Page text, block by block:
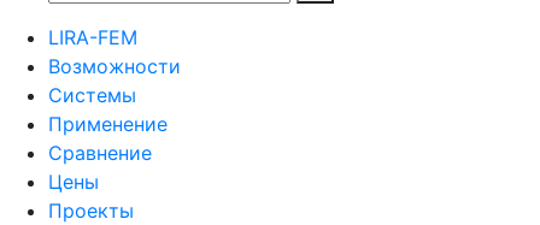
LIRA-FEM
Возможности
Cистемы
Применение
Сравнение
Цены
Проекты